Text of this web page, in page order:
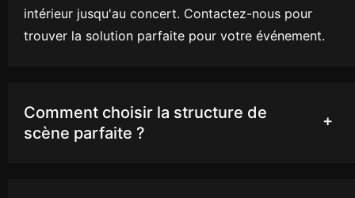
intérieur jusqu'au concert. Contactez-nous pour
trouver la solution parfaite pour votre événement.
Comment choisir la structure de
scène parfaite ?